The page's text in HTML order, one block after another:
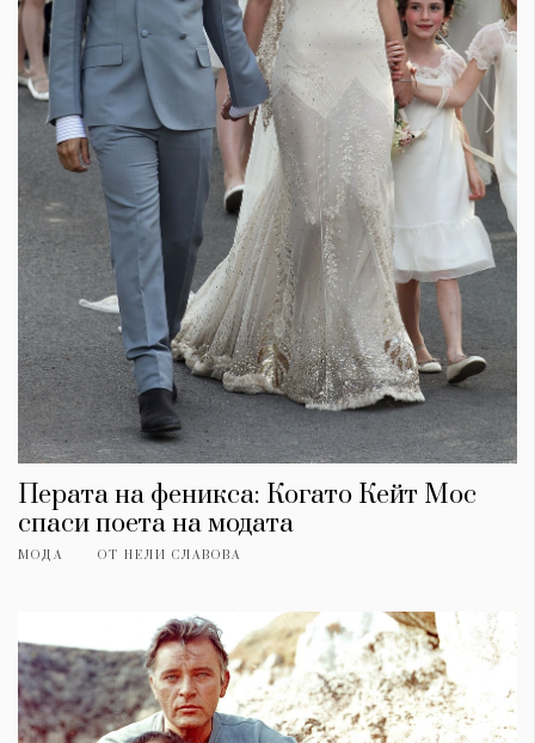
Перата на феникса: Когато Кейт Мос
спаси поета на модата
МОДА ОТ НЕЛИ СЛАВОВА